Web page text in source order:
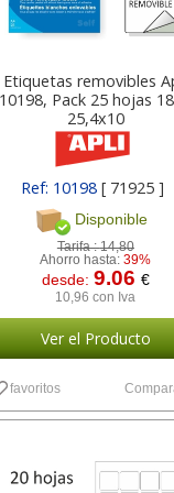
Etiquetas removibles
10198, Pack 25 hojas
25,4x10
Ref: 10198 [ 71925 ]
Disponible
Tarifa :14,80
Ahorro hasta:39%
desde: 9.06 €
10,96 con Iva
Ver el Producto
favoritos
€
0,36
Notas
76x76
hojas
desde: